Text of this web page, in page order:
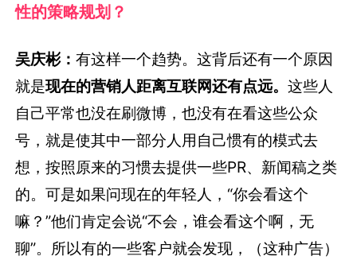
性的策略规划？
吴庆彬：有这样一个趋势。这背后还有一个原因
就是现在的营销人距离互联网还有点远。这些人
自己平常也没在刷微博，也没有在看这些公众
号，就是使其中一部分人用自己惯有的模式去
想，按照原来的习惯去提供一些PR、新闻稿之类
的。可是如果问现在的年轻人，“你会看这个
嘛？”他们肯定会说“不会，谁会看这个啊，无
聊”。所以有的一些客户就会发现，（这种广告）